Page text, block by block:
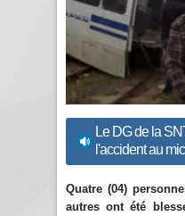
Le DG de la
l'accident au
Quatre (04)
autres ont été